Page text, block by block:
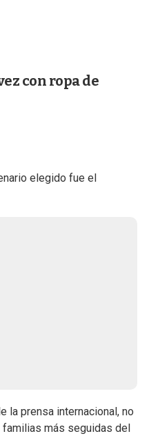
con ropa de
elegido fue el
la prensa internacional, no
más seguidas del